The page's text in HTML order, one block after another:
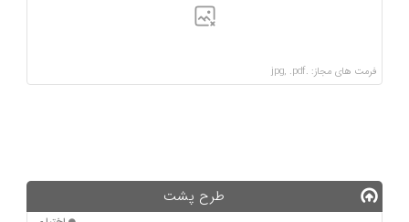
فرمت های مجاز: .jpg, .pdf
طرح پشت